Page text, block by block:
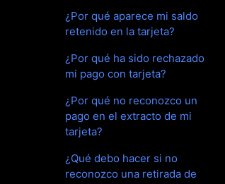
¿Por qué aparece mi saldo
retenido en la tarjeta?
¿Por qué ha sido rechazado
mi pago con tarjeta?
¿Por qué no reconozco un
pago en el extracto de mi
tarjeta?
¿Qué debo hacer si no
reconozco una retirada de